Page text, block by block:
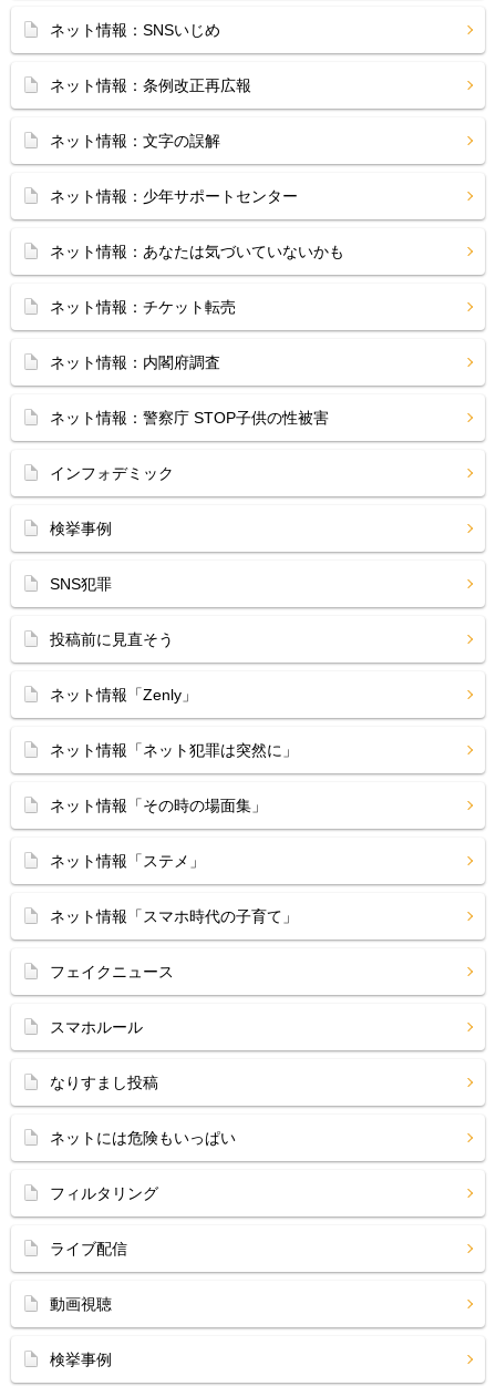
ネット情報：SNSいじめ
ネット情報：条例改正再広報
ネット情報：文字の誤解
ネット情報：少年サポートセンター
ネット情報：あなたは気づいていないかも
ネット情報：チケット転売
ネット情報：内閣府調査
ネット情報：警察庁 STOP子供の性被害
インフォデミック
検挙事例
SNS犯罪
投稿前に見直そう
ネット情報「Zenly」
ネット情報「ネット犯罪は突然に」
ネット情報「その時の場面集」
ネット情報「ステメ」
ネット情報「スマホ時代の子育て」
フェイクニュース
スマホルール
なりすまし投稿
ネットには危険もいっぱい
フィルタリング
ライブ配信
動画視聴
検挙事例